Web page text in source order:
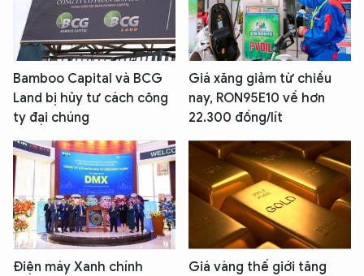
Bamboo Capital và BCG
Land bị hủy tư cách công
ty đại chúng
Giá xăng giảm từ chiều
nay, RON95E10 về hơn
22.300 đồng/lít
Điện máy Xanh chính
Giá vàng thế giới tăng